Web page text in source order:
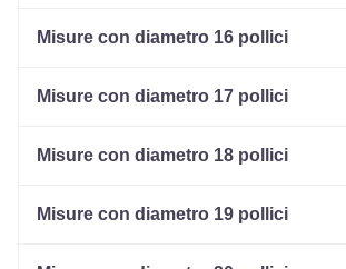
Misure con diametro 16 pollici
Misure con diametro 17 pollici
Misure con diametro 18 pollici
Misure con diametro 19 pollici